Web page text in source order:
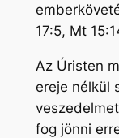
17:5, Mt
Az Úristen
ereje nélkül
fog jönni